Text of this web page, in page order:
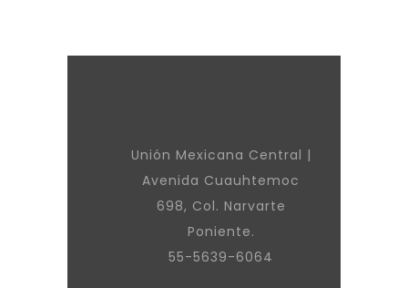
Unión Mexicana Central |
Avenida Cuauhtemoc
698, Col. Narvarte
Poniente.
55-5639-6064